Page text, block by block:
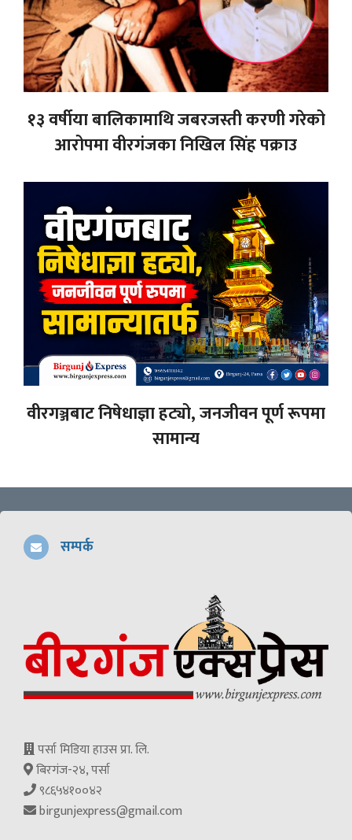
१३ वर्षीया बालिकामाथि जबरजस्ती करणी गरेको
आरोपमा वीरगंजका निखिल सिंह पक्राउ
वीरगञ्जबाट निषेधाज्ञा हट्यो, जनजीवन पूर्ण रूपमा
सामान्य
सम्पर्क
पर्सा मिडिया हाउस प्रा. लि.
बिरगंज-२४, पर्सा
९८६५४१००४२
birgunjexpress@gmail.com